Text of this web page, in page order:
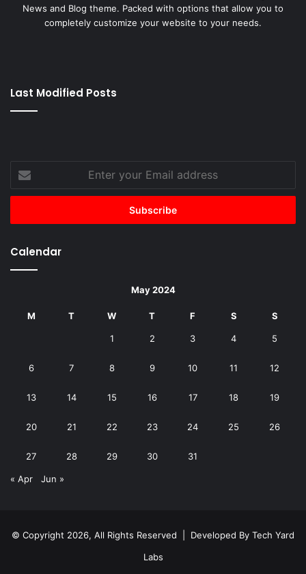
News and Blog theme. Packed with options that allow you to
completely customize your website to your needs.
Last Modified Posts
your
Email
Calendar
May 2024
M T W T F S S
1 2 3 4 5
6 7 8 9 10 11 12
13 14 15 16 17 18 19
20 21 22 23 24 25 26
27 28 29 30 31
« Apr Jun »
© Copyright 2026, All Rights Reserved | Developed By Tech Yard
Labs